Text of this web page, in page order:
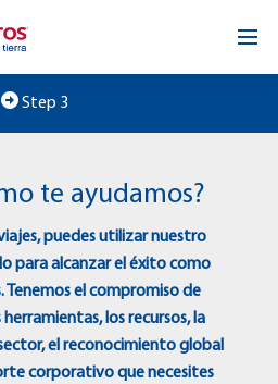
Step 3
te ayudamos?
puedes utilizar nuestro
para alcanzar el éxito como
Tenemos el compromiso de
los recursos, la
el reconocimiento global
corporativo que necesites